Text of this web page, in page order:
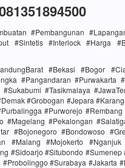
#Pembangunan
#Sintetis #Interlock #Harga
#Bekasi #Bogor
#Pangandaran #Purwakarta
#Tasikmalaya
#Grobogan #Jepara
#Purworejo
#Magelang #Pekalongan
#Bojonegoro #Bondowoso
#Malang #Mojokerto
#Sidoarjo #Situbondo #Sumenep
#Surabaya #Jakarta